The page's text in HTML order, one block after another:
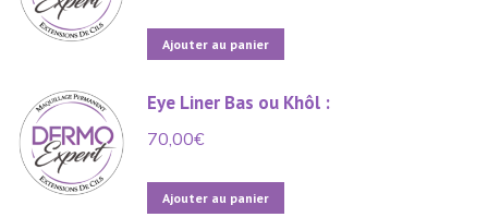
Ajouter au panier
Eye Liner Bas ou Khôl :
70,00€
Ajouter au panier